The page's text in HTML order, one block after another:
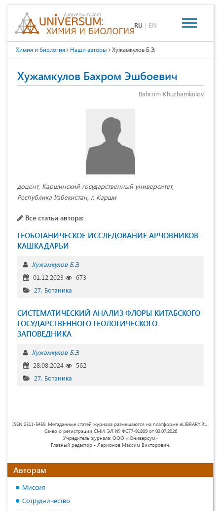
RU | EN
Химия и биология Наши авторы Хужамкулов Б.Э.
Хужамкулов Бахром Эшбоевич
Bahrom Khuzhamkulov
доцент, Каршинский государственный университет,
Республика Узбекистан, г. Карши
Все статьи автора:
ГЕОБОТАНИЧЕСКОЕ ИССЛЕДОВАНИЕ АРЧОВНИКОВ
КАШКАДАРЬИ
Хужамкулов Б.Э.
01.12.2023
673
27. Ботаника
СИСТЕМАТИЧЕСКИЙ АНАЛИЗ ФЛОРЫ КИТАБСКОГО
ГОСУДАРСТВЕННОГО ГЕОЛОГИЧЕСКОГО
ЗАПОВЕДНИКА
Хужамкулов Б.Э.
28.08.2024
562
27. Ботаника
ISSN 2311-5459. Метаданные статей журнала размещаются на платформе eLIBRARY.RU.
Св-во о регистрации СМИ: ЭЛ № ФС77-91809 от 03.07.2026
Учредитель журнала: ООО «Юниверсум»
Главный редактор - Ларионов Максим Викторович.
Авторам
Миссия
Сотрудничество